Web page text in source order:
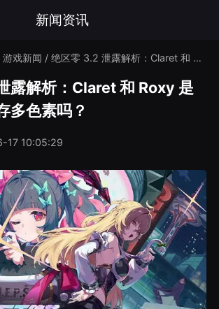
新闻资讯
游戏新闻 / 绝区零 3.2 泄露解析：Claret 和 Roxy 是谁，现在要存多色素吗？
露解析：Claret 和 Roxy 是
多色素吗？
17 10:05:29